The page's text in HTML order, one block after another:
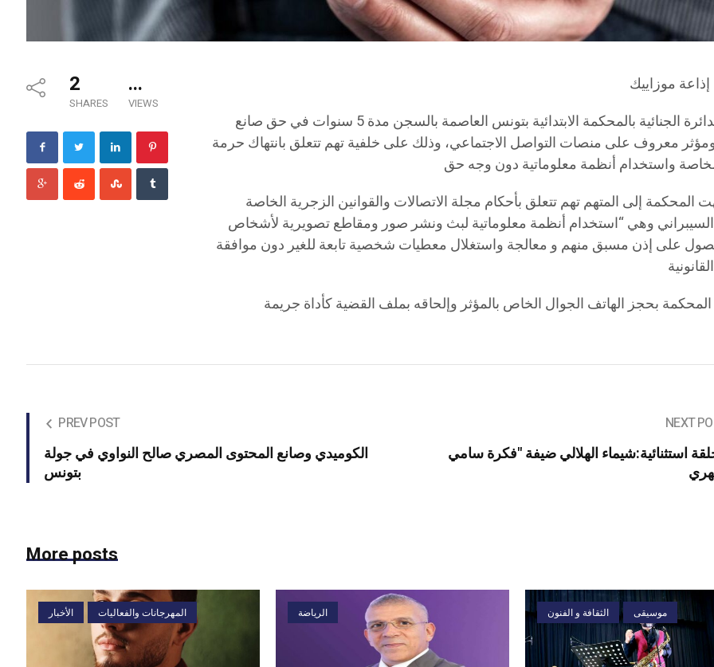
2
SHARES
...
VIEWS
قضت الدائرة الجنائية بالمحكمة الابتدائية بتونس العاصمة بالسجن مدة 5 سنوات في حق صانع
معروف على منصات التواصل الاجتماعي، وذلك على خلفية تهم تتعلق بانتهاك حرمة
المحكمة إلى المتهم تهم تتعلق بأحكام مجلة الاتصالات والقوانين الزجرية الخاصة
السيبراني وهي “استخدام أنظمة معلوماتية لبث ونشر صور ومقاطع تصويرية لأشخاص
على إذن مسبق منهم و معالجة واستغلال معطيات شخصية تابعة للغير دون موافقة
PREV POST
الكوميدي وصانع المحتوى المصري صالح النواوي في جولة
بتونس
NEXT
استثنائية:شيماء الهلالي ضيفة "فكرة سامي
More posts
الأخبار المهرجانات والفعاليات الرياضة الثقافة و الفنون موسيقى